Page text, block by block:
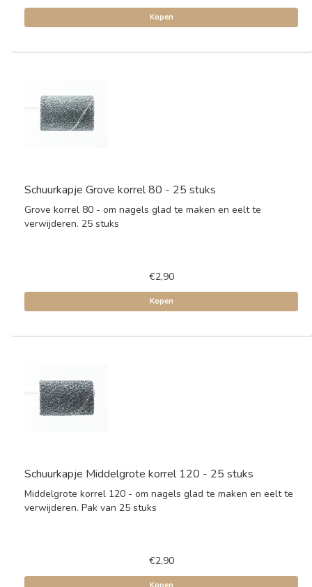
Kopen
Schuurkapje Grove korrel 80 - 25 stuks
Grove korrel 80 - om nagels glad te maken en eelt te
verwijderen. 25 stuks
€2,90
Kopen
Schuurkapje Middelgrote korrel 120 - 25 stuks
Middelgrote korrel 120 - om nagels glad te maken en eelt te
verwijderen. Pak van 25 stuks
€2,90